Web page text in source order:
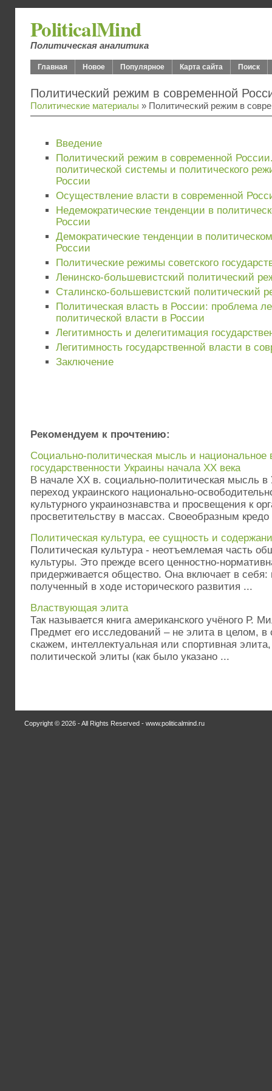
PoliticalMind
Политическая аналитика
Главная Новое Популярное Карта сайта Поиск
Политический режим в современной
Политические материалы » Политический режим в
Введение
Политический режим в современной
политической системы и политического
России
Осуществление власти в современной
Недемократические тенденции в
России
Демократические тенденции в
России
Политические режимы советского
Ленинско-большевистский политический
Сталинско-большевистский политический
Политическая власть в России: проблема
политической власти в России
Легитимность и делегитимация
Легитимность государственной власти в
Заключение
Рекомендуем к прочтению:
Социально-политическая мысль и национальное
государственности Украины начала XX века
В начале XX в. социально-политическая мысль в
переход украинского национально-
культурного украинознавства и просвещения к
просветительству в массах. Своеобразным
Политическая культура, ее сущность и
Политическая культура - неотъемлемая часть
культуры. Это прежде всего ценностно-
придерживается общество. Она включает в себя:
полученный в ходе исторического развития ...
Властвующая элита
Так называется книга американского учёного Р.
Предмет его исследований – не элита в целом, в
скажем, интеллектуальная или спортивная
политической элиты (как было указано ...
Copyright © 2026 - All Rights Reserved - www.politicalmind.ru